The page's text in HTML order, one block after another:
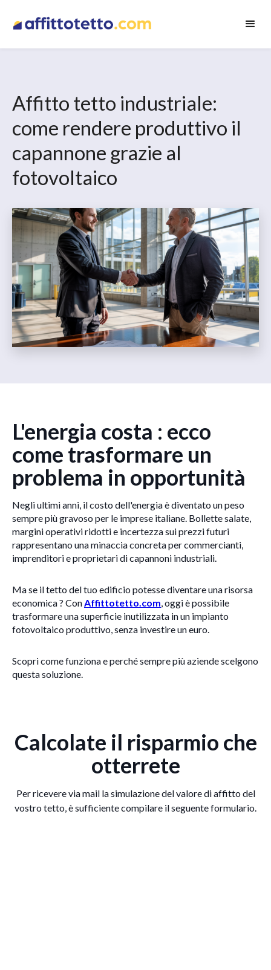
Affitto tetto industriale:
come rendere produttivo il
capannone grazie al
fotovoltaico
L'energia costa : ecco
come trasformare un
problema in opportunità
Negli ultimi anni, il costo dell'energia è diventato un peso
sempre più gravoso per le imprese italiane. Bollette salate,
margini operativi ridotti e incertezza sui prezzi futuri
rappresentano una minaccia concreta per commercianti,
imprenditori e proprietari di capannoni industriali.
Ma se il tetto del tuo edificio potesse diventare una risorsa
economica ? ConAffittotetto.com, oggi è possibile
trasformare una superficie inutilizzata in un impianto
fotovoltaico produttivo, senza investire un euro.
Scopri come funziona e perché sempre più aziende scelgono
questa soluzione.
Calcolate il risparmio che
otterrete
Per ricevere via mail la simulazione del valore di affitto del
vostro tetto, è sufficiente compilare il seguente formulario.